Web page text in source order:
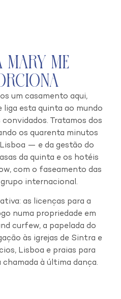
Mary Me
um casamento aqui,
esta quinta ao mundo
Tratamos dos
os quarenta minutos
— e da gestão do
da quinta e os hotéis
com o faseamento das
internacional.
as licenças para a
numa propriedade em
curfew, a papelada do
às igrejas de Sintra e
Lisboa e praias para
à última dança.